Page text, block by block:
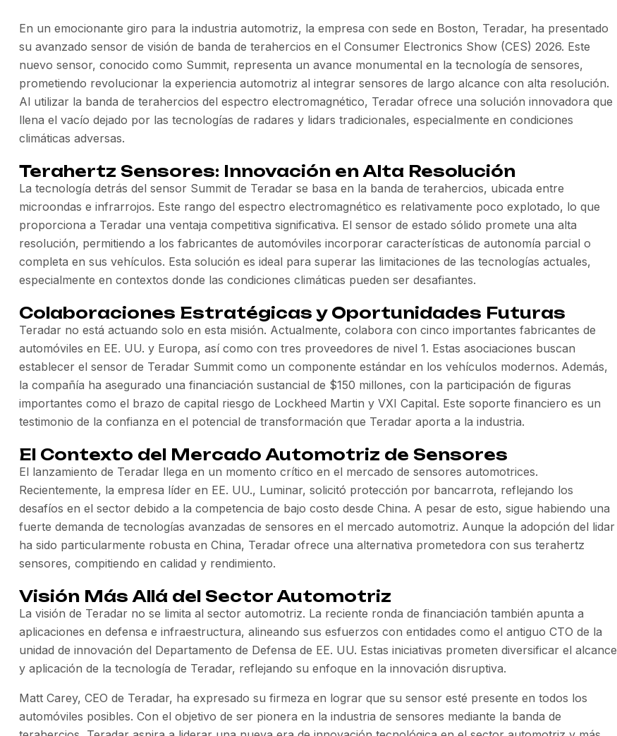
En un emocionante giro para la industria automotriz, la empresa con sede en Boston, Teradar, ha presentado
su avanzado sensor de visión de banda de terahercios en el Consumer Electronics Show (CES) 2026. Este
nuevo sensor, conocido como Summit, representa un avance monumental en la tecnología de sensores,
prometiendo revolucionar la experiencia automotriz al integrar sensores de largo alcance con alta resolución.
Al utilizar la banda de terahercios del espectro electromagnético, Teradar ofrece una solución innovadora que
llena el vacío dejado por las tecnologías de radares y lidars tradicionales, especialmente en condiciones
climáticas adversas.
Terahertz Sensores: Innovación en Alta Resolución
La tecnología detrás del sensor Summit de Teradar se basa en la banda de terahercios, ubicada entre
microondas e infrarrojos. Este rango del espectro electromagnético es relativamente poco explotado, lo que
proporciona a Teradar una ventaja competitiva significativa. El sensor de estado sólido promete una alta
resolución, permitiendo a los fabricantes de automóviles incorporar características de autonomía parcial o
completa en sus vehículos. Esta solución es ideal para superar las limitaciones de las tecnologías actuales,
especialmente en contextos donde las condiciones climáticas pueden ser desafiantes.
Colaboraciones Estratégicas y Oportunidades Futuras
Teradar no está actuando solo en esta misión. Actualmente, colabora con cinco importantes fabricantes de
automóviles en EE. UU. y Europa, así como con tres proveedores de nivel 1. Estas asociaciones buscan
establecer el sensor de Teradar Summit como un componente estándar en los vehículos modernos. Además,
la compañía ha asegurado una financiación sustancial de $150 millones, con la participación de figuras
importantes como el brazo de capital riesgo de Lockheed Martin y VXI Capital. Este soporte financiero es un
testimonio de la confianza en el potencial de transformación que Teradar aporta a la industria.
El Contexto del Mercado Automotriz de Sensores
El lanzamiento de Teradar llega en un momento crítico en el mercado de sensores automotrices.
Recientemente, la empresa líder en EE. UU., Luminar, solicitó protección por bancarrota, reflejando los
desafíos en el sector debido a la competencia de bajo costo desde China. A pesar de esto, sigue habiendo una
fuerte demanda de tecnologías avanzadas de sensores en el mercado automotriz. Aunque la adopción del lidar
ha sido particularmente robusta en China, Teradar ofrece una alternativa prometedora con sus terahertz
sensores, compitiendo en calidad y rendimiento.
Visión Más Allá del Sector Automotriz
La visión de Teradar no se limita al sector automotriz. La reciente ronda de financiación también apunta a
aplicaciones en defensa e infraestructura, alineando sus esfuerzos con entidades como el antiguo CTO de la
unidad de innovación del Departamento de Defensa de EE. UU. Estas iniciativas prometen diversificar el alcance
y aplicación de la tecnología de Teradar, reflejando su enfoque en la innovación disruptiva.
Matt Carey, CEO de Teradar, ha expresado su firmeza en lograr que su sensor esté presente en todos los
automóviles posibles. Con el objetivo de ser pionera en la industria de sensores mediante la banda de